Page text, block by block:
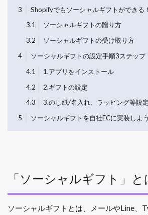
3
Shopifyでもソーシャルギフトができる！
3.1
ソーシャルギフトの贈り方
3.2
ソーシャルギフトの受け取り方
4
ソーシャルギフトの設定手順3ステップ
4.1
1.アプリをインストール
4.2
2.ギフトの設定
4.3
3.のし紙/名入れ、ラッピング等設定
5
ソーシャルギフトを自社ECに実装しよ
「ソーシャルギフト」と
ソーシャルギフトとは、メールやLine